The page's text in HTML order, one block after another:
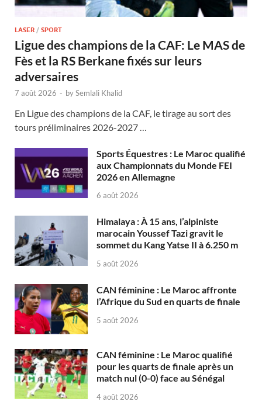
LASER / SPORT
Ligue des champions de la CAF: Le MAS de
Fès et la RS Berkane fixés sur leurs
adversaires
7 août 2026 - bySemlali Khalid
En Ligue des champions de la CAF, le tirage au sort des
tours préliminaires 2026-2027 …
Sports Équestres : Le Maroc qualifié
aux Championnats du Monde FEI
2026 en Allemagne
6 août 2026
Himalaya : À 15 ans, l’alpiniste
marocain Youssef Tazi gravit le
sommet du Kang Yatse II à 6.250 m
5 août 2026
CAN féminine : Le Maroc affronte
l’Afrique du Sud en quarts de finale
5 août 2026
CAN féminine : Le Maroc qualifié
pour les quarts de finale après un
match nul (0-0) face au Sénégal
4 août 2026